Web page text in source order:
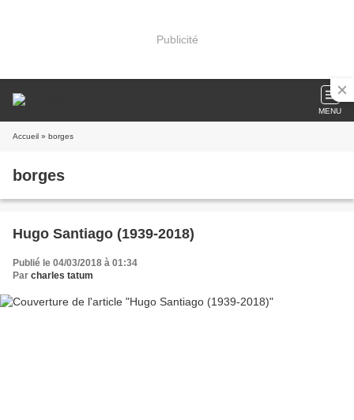
Publicité
MENU
Accueil » borges
borges
Hugo Santiago (1939-2018)
Publié le 04/03/2018 à 01:34
Par charles tatum